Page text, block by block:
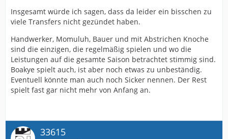
Insgesamt würde ich sagen, dass da leider ein bisschen zu
viele Transfers nicht gezündet haben.
Handwerker, Momuluh, Bauer und mit Abstrichen Knoche
sind die einzigen, die regelmäßig spielen und wo die
Leistungen auf die gesamte Saison betrachtet stimmig sind.
Boakye spielt auch, ist aber noch etwas zu unbeständig.
Eventuell könnte man auch noch Sicker nennen. Der Rest
spielt fast gar nicht mehr von Anfang an.
33615